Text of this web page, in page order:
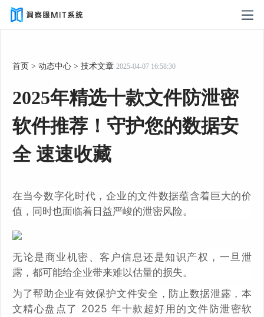
首页 > 动态中心 > 技术文章 2025-04-07 16:58:30
2025年精选十款文件防泄密
软件推荐！守护您的数据安
全 速速收藏
在当今数字化时代，企业的文件数据蕴含着巨大的价
值，同时也面临着日益严峻的泄密风险。
无论是商业机密、客户信息还是知识产权，一旦泄
露，都可能给企业带来难以估量的损失。
为了帮助企业有效保护文件安全，防止数据泄露，本
文精心盘点了 2025 年十款超好用的文件防泄密软